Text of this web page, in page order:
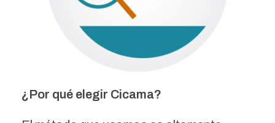
¿Por qué elegir Cicama?